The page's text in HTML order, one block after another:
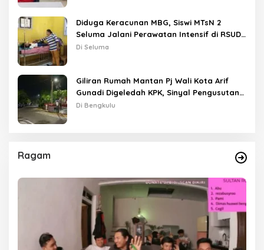
Diduga Keracunan MBG, Siswi MTsN 2
Seluma Jalani Perawatan Intensif di RSUD
Tais
Di Seluma
Giliran Rumah Mantan Pj Wali Kota Arif
Gunadi Digeledah KPK, Sinyal Pengusutan
Meluas
Di Bengkulu
Ragam